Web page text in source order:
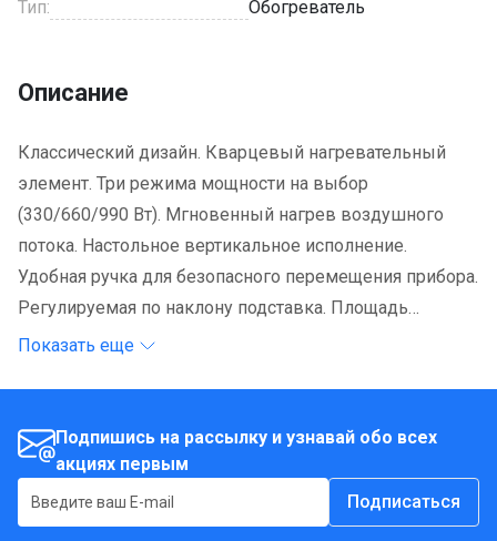
Тип:
Обогреватель
Описание
Классический дизайн. Кварцевый нагревательный
элемент. Три режима мощности на выбор
(330/660/990 Вт). Мгновенный нагрев воздушного
потока. Настольное вертикальное исполнение.
Удобная ручка для безопасного перемещения прибора.
Регулируемая по наклону подставка. Площадь
обогрева - 10-12 кв.м. Управление - механическое.
Гарантия - 1 года.
Страна происхождения - Китай.
Показать еще
Подпишись на рассылку и узнавай обо всех
акциях первым
Подписаться